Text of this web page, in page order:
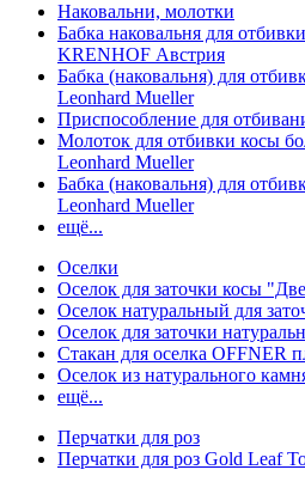
Наковальни, молотки
Бабка наковальня для
KRENHOF Австрия
Бабка (наковальня) для
Leonhard Mueller
Приспособление для
Молоток для отбивки косы
Leonhard Mueller
Бабка (наковальня) для
Leonhard Mueller
ещё...
Оселки
Оселок для заточки косы
Оселок натуральный для
Оселок для заточки
Стакан для оселка OFFNER
Оселок из натурального
ещё...
Перчатки для роз
Перчатки для роз Gold Leaf